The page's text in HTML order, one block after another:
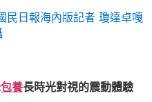
民日報海內版記者 瓊達卓嘎
包養長時光對視的震動體驗